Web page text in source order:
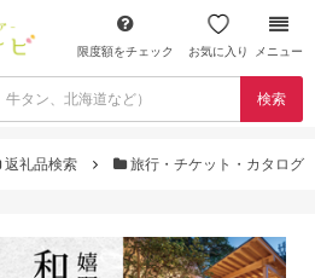
限度額をチェック お気に入り メニュー
検索
返礼品検索 旅行・チケット・カタログ